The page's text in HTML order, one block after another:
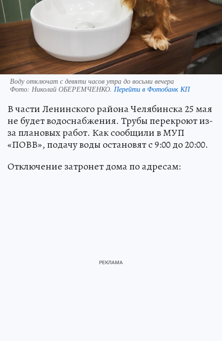
Воду отключат с девяти часов утра до восьми вечера
Фото: Николай ОБЕРЕМЧЕНКО. Перейти в Фотобанк КП
В части Ленинского района Челябинска 25 мая
не будет водоснабжения. Трубы перекроют из-
за плановых работ. Как сообщили в МУП
«ПОВВ», подачу воды остановят с 9:00 до 20:00.
Отключение затронет дома по адресам: